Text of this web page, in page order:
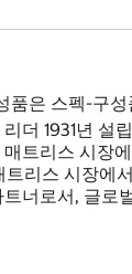
품은 스펙-구
더 1931년
트리스 시장
트리스 시장에
너로서, 글로